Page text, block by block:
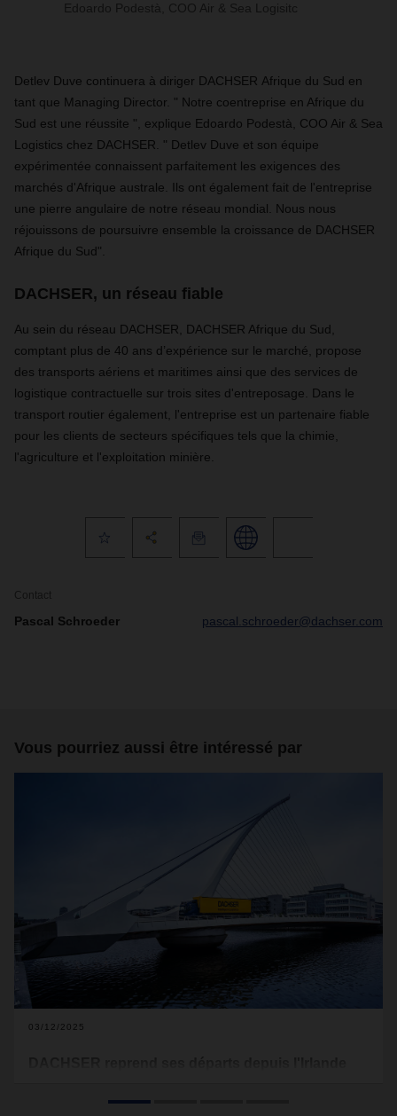
Edoardo Podestà, COO Air & Sea Logisitc
Detlev Duve continuera à diriger DACHSER Afrique du Sud en
tant que Managing Director. " Notre coentreprise en Afrique du
Sud est une réussite ", explique Edoardo Podestà, COO Air & Sea
Logistics chez DACHSER. " Detlev Duve et son équipe
expérimentée connaissent parfaitement les exigences des
marchés d'Afrique australe. Ils ont également fait de l'entreprise
une pierre angulaire de notre réseau mondial. Nous nous
réjouissons de poursuivre ensemble la croissance de DACHSER
Afrique du Sud".
DACHSER, un réseau fiable
Au sein du réseau DACHSER, DACHSER Afrique du Sud,
comptant plus de 40 ans d’expérience sur le marché, propose
des transports aériens et maritimes ainsi que des services de
logistique contractuelle sur trois sites d'entreposage. Dans le
transport routier également, l'entreprise est un partenaire fiable
pour les clients de secteurs spécifiques tels que la chimie,
l'agriculture et l'exploitation minière.
Contact
Pascal Schroeder pascal.schroeder@dachser.com
Vous pourriez aussi être intéressé par
03/12/2025